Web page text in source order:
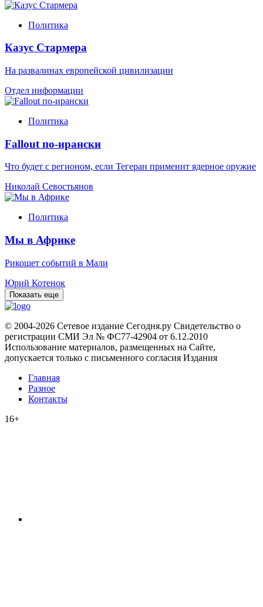
Политика
Казус Стармера
На развалинах европейской цивилизации
Отдел информации
Политика
Fallout по-ирански
Что будет с регионом, если Тегеран применит ядерное оружие
Николай Севостьянов
Политика
Мы в Африке
Рикошет событий в Мали
Юрий Котенок
Показать еще
© 2004-2026 Сетевое издание Сегодня.ру Свидетельство о
регистрации СМИ Эл № ФС77-42904 от 6.12.2010
Использование материалов, размещенных на Сайте,
допускается только с письменного согласия Издания
Главная
Разное
Контакты
16+